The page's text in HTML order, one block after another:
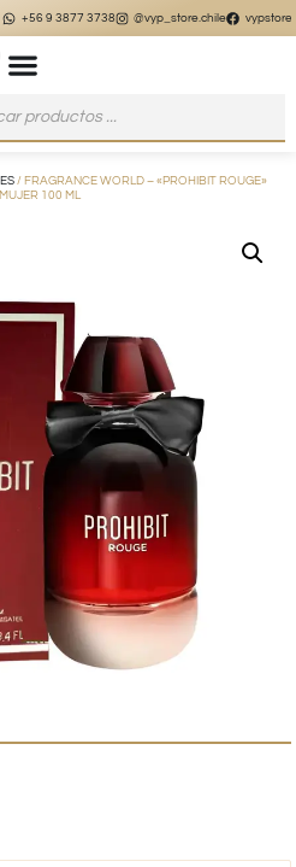
@vyp_store.chile vypstore.cl
/ FRAGRANCE WORLD – «PROHIBIT ROUGE»
100 ML